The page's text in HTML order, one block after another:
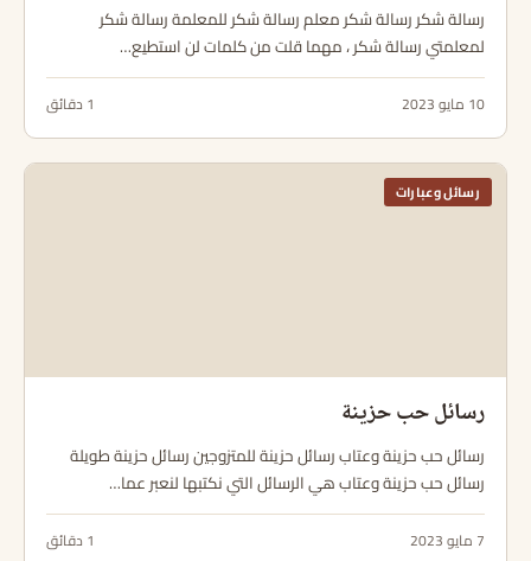
رسالة شكر رسالة شكر معلم رسالة شكر للمعلمة رسالة شكر
لمعلمتي رسالة شكر ، مهما قلت من كلمات لن استطيع…
10 مايو 2023 1 دقائق
رسائل وعبارات
رسائل حب حزينة
رسائل حب حزينة وعتاب رسائل حزينة للمتزوجين رسائل حزينة طويلة
رسائل حب حزينة وعتاب هي الرسائل التي نكتبها لنعبر عما…
7 مايو 2023 1 دقائق